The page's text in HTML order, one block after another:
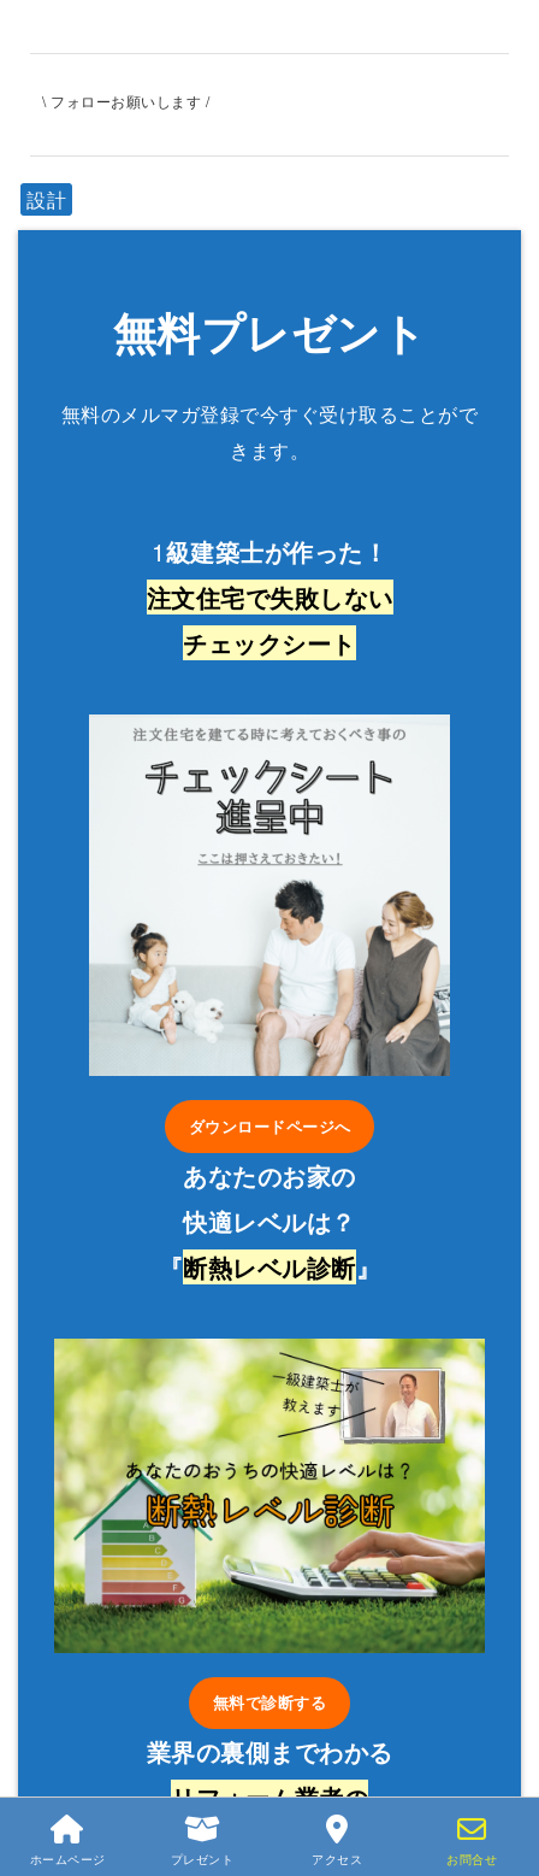
\ フォローお願いします /
設計
無料プレゼント
無料のメルマガ登録で今すぐ受け取ることがで
きます。
1級建築士が作った！
注文住宅で失敗しない
チェックシート
ダウンロードページへ
あなたのお家の
快適レベルは？
『断熱レベル診断』
無料で診断する
業界の裏側までわかる
リフォーム業者の
ホームページ プレゼント アクセス お問合せ